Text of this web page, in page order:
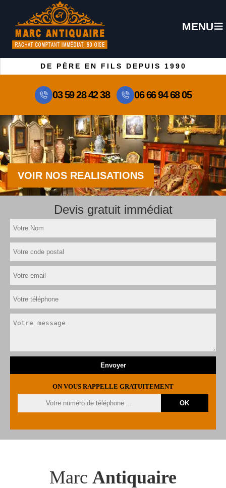
MENU
DE PÈRE EN FILS DEPUIS 1990
03 59 28 42 38 06 66 94 68 05
VOIR NOS REALISATIONS
Devis gratuit immédiat
ON VOUS RAPPELLE GRATUITEMENT
Marc Antiquaire